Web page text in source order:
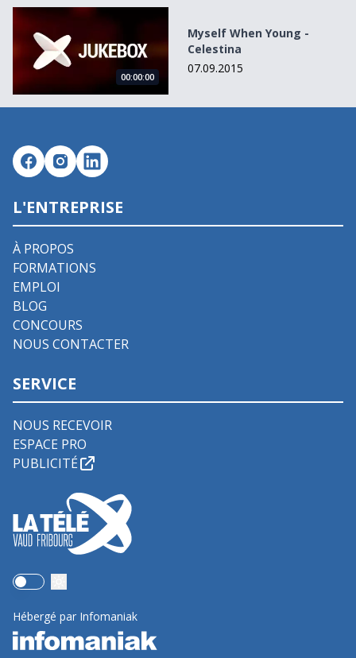
Myself When Young - Celestina
00:00:00
Myself When Young -
Celestina
07.09.2015
L'ENTREPRISE
À PROPOS
FORMATIONS
EMPLOI
BLOG
CONCOURS
NOUS CONTACTER
SERVICE
NOUS RECEVOIR
ESPACE PRO
PUBLICITÉ
Use setting
Hébergé par Infomaniak